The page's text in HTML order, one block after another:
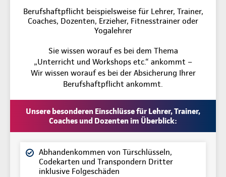
Berufshaftpflicht beispielsweise für Lehrer, Trainer,
Coaches, Dozenten, Erzieher, Fitnesstrainer oder
Yogalehrer
Sie wissen worauf es bei dem Thema
„Unterricht und Workshops etc.“ ankommt –
Wir wissen worauf es bei der Absicherung Ihrer
Berufshaftpflicht ankommt.
Unsere besonderen Einschlüsse für Lehrer, Trainer,
Coaches und Dozenten im Überblick:
Abhandenkommen von Türschlüsseln,
Codekarten und Transpondern Dritter
inklusive Folgeschäden